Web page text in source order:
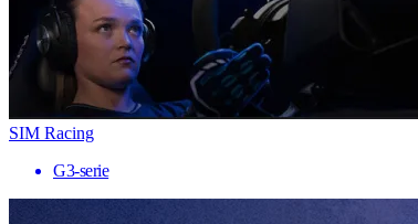
SIM Racing
G3-serie